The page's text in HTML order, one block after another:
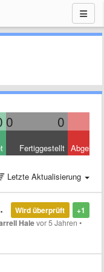
0 0
Fertiggestellt
Letzte Aktualisierung
+1
Wird überprüft
Halevor 5 Jahren •